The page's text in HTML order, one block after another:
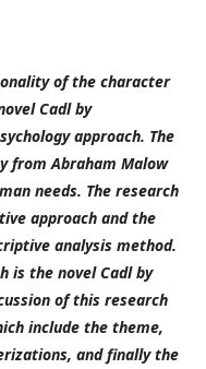
of the character
Cadl by
approach. The
from Abraham Malow
needs. The research
approach and the
analysis method.
is the novel Cadl by
of this research
include the theme,
and finally the